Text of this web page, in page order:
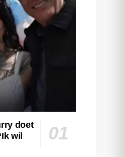
doet
wil